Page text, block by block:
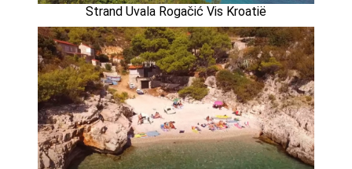
Strand Uvala Rogačić Vis Kroatië